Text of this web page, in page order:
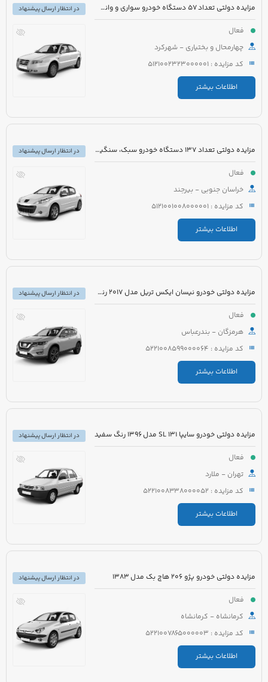
مزایده دولتی تعداد 57 دستگاه خودرو سواری و وانت قابل شماره گذاری و غیر قابل شماره گذاری
فعال
چهارمحال و بختیاری - شهرکرد
کد مزایده : 5121002323000001
اطلاعات بیشتر
در انتظار ارسال پیشنهاد
مزایده دولتی تعداد 137 دستگاه خودرو سبک، سنگین و موتورسیکلت قابل شماره گذاری و غیر قابل شماره گذاری
فعال
خراسان جنوبی - بیرجند
کد مزایده : 5121001008000001
اطلاعات بیشتر
در انتظار ارسال پیشنهاد
مزایده دولتی خودرو نیسان ایکس تریل مدل 2017 رنگ مشکی
فعال
هرمزگان - بندرعباس
کد مزایده : 5221008599000064
اطلاعات بیشتر
در انتظار ارسال پیشنهاد
مزایده دولتی خودرو سایپا 131 SL مدل 1396 رنگ سفید
فعال
تهران - ملارد
کد مزایده : 5221008338000052
اطلاعات بیشتر
در انتظار ارسال پیشنهاد
مزایده دولتی خودرو پژو 206 هاچ بک مدل 1383
فعال
کرمانشاه - کرمانشاه
کد مزایده : 5221007865000003
اطلاعات بیشتر
در انتظار ارسال پیشنهاد